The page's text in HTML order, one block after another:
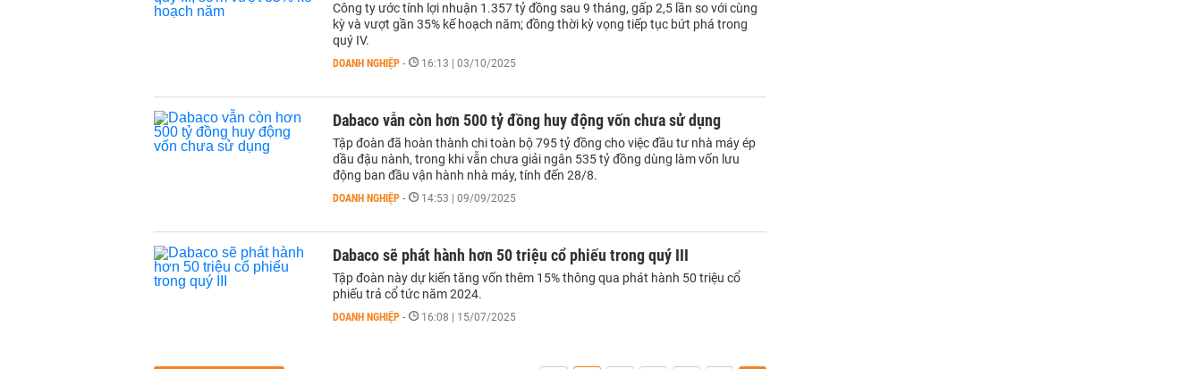
Công ty ước tính lợi nhuận 1.357 tỷ đồng sau 9 tháng, gấp 2,5 lần so với cùng
kỳ và vượt gần 35% kế hoạch năm; đồng thời kỳ vọng tiếp tục bứt phá trong
quý IV.
DOANH NGHIỆP - 16:13 | 03/10/2025
Dabaco vẫn còn hơn 500 tỷ đồng huy động vốn chưa sử dụng
Tập đoàn đã hoàn thành chi toàn bộ 795 tỷ đồng cho việc đầu tư nhà máy ép
dầu đậu nành, trong khi vẫn chưa giải ngân 535 tỷ đồng dùng làm vốn lưu
động ban đầu vận hành nhà máy, tính đến 28/8.
DOANH NGHIỆP - 14:53 | 09/09/2025
Dabaco sẽ phát hành hơn 50 triệu cổ phiếu trong quý III
Tập đoàn này dự kiến tăng vốn thêm 15% thông qua phát hành 50 triệu cổ
phiếu trả cổ tức năm 2024.
DOANH NGHIỆP - 16:08 | 15/07/2025